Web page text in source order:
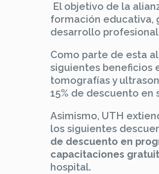
El objetivo de la
formación educativa,
desarrollo
Como parte de esta
siguientes beneficios
tomografías y
15% de descuento
Asimismo, UTH
los siguientes
de descuento en
capacitaciones
hospital.